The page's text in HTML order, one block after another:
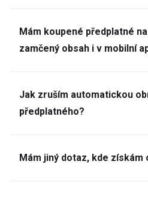
Mám koupené předplatné
zamčený obsah i v mobilní
Jak zruším automatickou
předplatného?
Mám jiný dotaz, kde získám